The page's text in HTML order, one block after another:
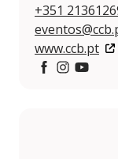
+351
www.ccb.pt